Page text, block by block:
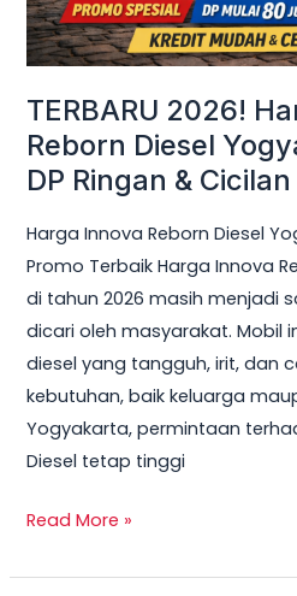
TERBARU 2026!
Reborn Diesel
DP Ringan &
Harga Innova Reborn Diesel
Promo Terbaik Harga Innova
di tahun 2026 masih menjadi
dicari oleh masyarakat. Mobil
diesel yang tangguh, irit, dan
kebutuhan, baik keluarga
Yogyakarta, permintaan
Diesel tetap tinggi
Promo
DP
&
Cicilan
6
Read More »